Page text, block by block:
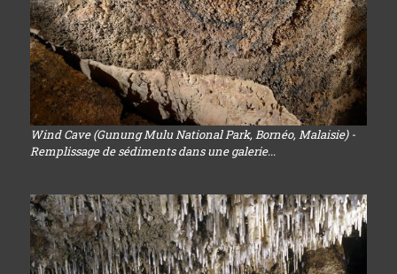
Wind Cave (Gunung Mulu National Park, Bornéo, Malaisie) -
Remplissage de sédiments dans une galerie...